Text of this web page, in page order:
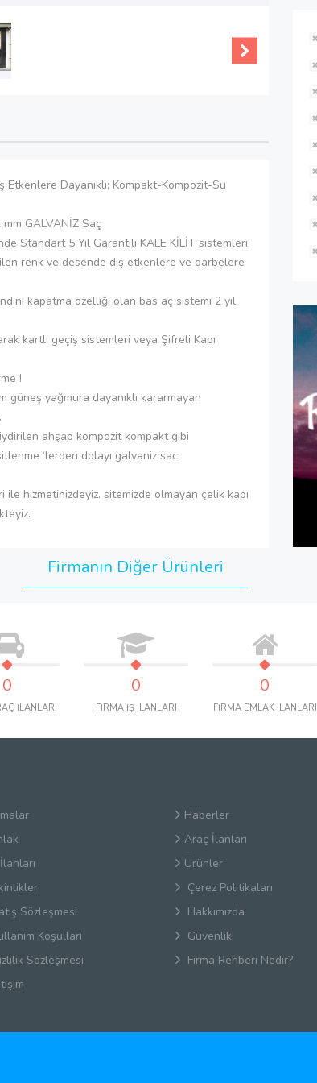
Dayanıklı; Kompakt-Kompozit-Su
mm GALVANİZ Saç
Standart 5 Yıl Garantili KALE KİLİT sistemleri.
renk ve desende dış etkenlere ve darbelere
kapatma özelliği olan bas aç sistemi 2 yıl
kartlı geçiş sistemleri veya Şifreli Kapı
!
güneş yağmura dayanıklı kararmayan
ahşap kompozit kompakt gibi
‘lerden dolayı galvaniz sac
ile hizmetinizdeyiz. sitemizde olmayan çelik kapı
Firmanın Diğer Ürünleri
0
İLANLARI
0
FİRMA İŞ İLANLARI
0
FİRMA EMLAK İLANLARI
Haberler
Araç İlanları
Ürünler
Çerez Politikaları
Sözleşmesi
Hakkımızda
Koşulları
Güvenlik
Sözleşmesi
Firma Rehberi Nedir?